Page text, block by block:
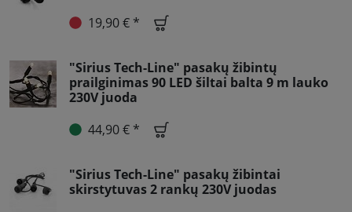
19,90 € *
"Sirius Tech-Line" pasakų žibintų
prailginimas 90 LED šiltai balta 9 m lauko
230V juoda
44,90 € *
"Sirius Tech-Line" pasakų žibintai
skirstytuvas 2 rankų 230V juodas